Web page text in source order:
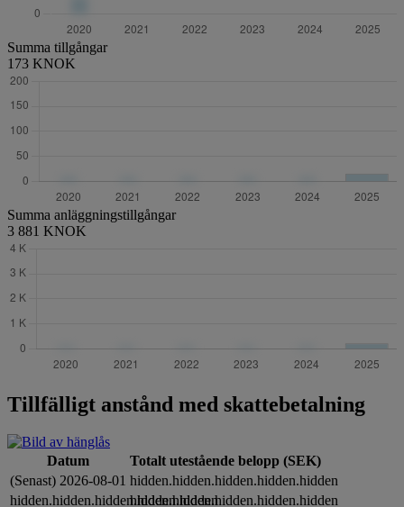
Summa tillgångar
173 KNOK
Summa anläggningstillgångar
3 881 KNOK
Tillfälligt anstånd med skattebetalning
Datum
Totalt utestående belopp (SEK)
(Senast) 2026-08-01 hidden.hidden.hidden.hidden.hidden
hidden.hidden.hidden.hidden.hiddenhidden.hidden.hidden.hidden.hidden